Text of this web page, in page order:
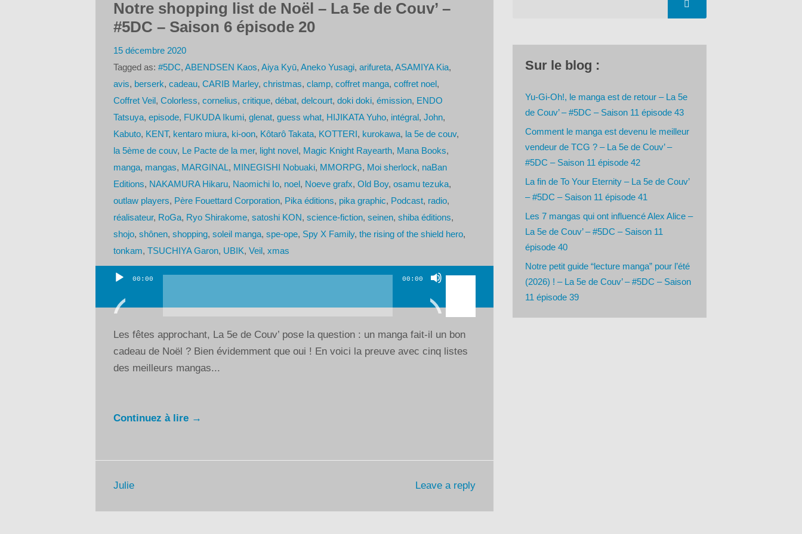
Notre shopping list de Noël – La 5e de Couv’ –
#5DC – Saison 6 épisode 20
15 décembre 2020
Tagged as: #5DC, ABENDSEN Kaos, Aiya Kyū, Aneko Yusagi, arifureta, ASAMIYA Kia,
avis, berserk, cadeau, CARIB Marley, christmas, clamp, coffret manga, coffret noel,
Coffret Veil, Colorless, cornelius, critique, débat, delcourt, doki doki, émission, ENDO
Tatsuya, episode, FUKUDA Ikumi, glenat, guess what, HIJIKATA Yuho, intégral, John,
Kabuto, KENT, kentaro miura, ki-oon, Kôtarô Takata, KOTTERI, kurokawa, la 5e de couv,
la 5ème de couv, Le Pacte de la mer, light novel, Magic Knight Rayearth, Mana Books,
manga, mangas, MARGINAL, MINEGISHI Nobuaki, MMORPG, Moi sherlock, naBan
Editions, NAKAMURA Hikaru, Naomichi Io, noel, Noeve grafx, Old Boy, osamu tezuka,
outlaw players, Père Fouettard Corporation, Pika éditions, pika graphic, Podcast, radio,
réalisateur, RoGa, Ryo Shirakome, satoshi KON, science-fiction, seinen, shiba éditions,
shojo, shônen, shopping, soleil manga, spe-ope, Spy X Family, the rising of the shield hero,
tonkam, TSUCHIYA Garon, UBIK, Veil, xmas
Lecteur
audio
00:00 00:00
Utilisez
flèches
pour
augmenter
Les fêtes approchant, La 5e de Couv’ pose la question : un manga fait-il un bon
cadeau de Noël ? Bien évidemment que oui ! En voici la preuve avec cinq listes
des meilleurs mangas...
Continuez à lire →
Leave a reply
Julie
Sur le blog :
Yu-Gi-Oh!, le manga est de retour – La 5e
de Couv’ – #5DC – Saison 11 épisode 43
Comment le manga est devenu le meilleur
vendeur de TCG ? – La 5e de Couv’ –
#5DC – Saison 11 épisode 42
La fin de To Your Eternity – La 5e de Couv’
– #5DC – Saison 11 épisode 41
Les 7 mangas qui ont influencé Alex Alice –
La 5e de Couv’ – #5DC – Saison 11
épisode 40
Notre petit guide “lecture manga” pour l’été
(2026) ! – La 5e de Couv’ – #5DC – Saison
11 épisode 39